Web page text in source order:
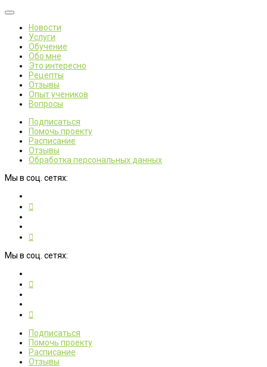
Новости
Услуги
Обучение
Обо мне
Это интересно
Рецепты
Отзывы
Опыт учеников
Вопросы
Подписаться
Помочь проекту
Расписание
Отзывы
Обработка персональных данных
Мы в соц. сетях:
Мы в соц. сетях:
Подписаться
Помочь проекту
Расписание
Отзывы